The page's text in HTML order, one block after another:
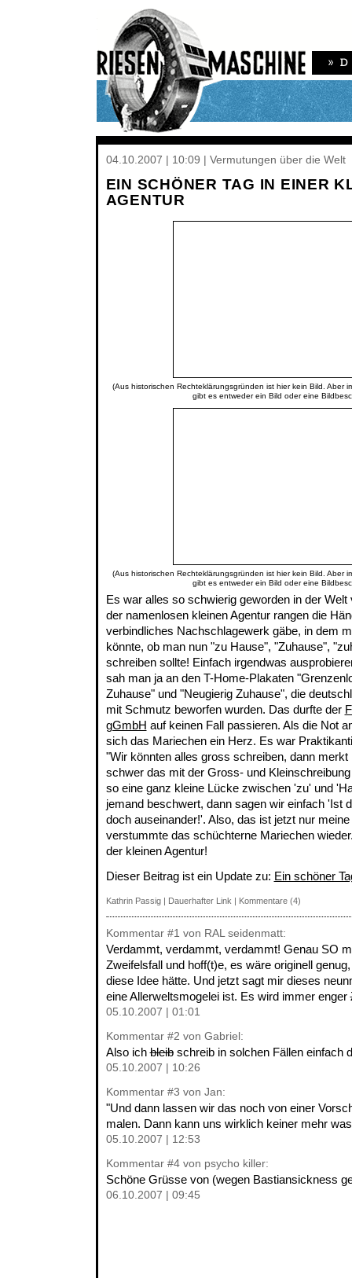
04.10.2007 | 10:09 | Vermutungen über die Welt
EIN SCHÖNER TAG IN EINER
AGENTUR
(Aus historischen Rechteklärungsgründen ist hier kein Bild. Aber
gibt es entweder ein Bild oder eine
(Aus historischen Rechteklärungsgründen ist hier kein Bild. Aber
gibt es entweder ein Bild oder eine
Es war alles so schwierig geworden in der Welt
der namenlosen kleinen Agentur rangen die
verbindliches Nachschlagewerk gäbe, in dem
könnte, ob man nun "zu Hause", "Zuhause",
schreiben sollte! Einfach irgendwas
sah man ja an den T-Home-Plakaten
Zuhause" und "Neugierig Zuhause", die
mit Schmutz beworfen wurden. Das durfte der
gGmbH auf keinen Fall passieren. Als die Not
sich das Mariechen ein Herz. Es war
"Wir könnten alles gross schreiben, dann
schwer das mit der Gross- und
so eine ganz kleine Lücke zwischen 'zu' und
jemand beschwert, dann sagen wir einfach 'Ist
doch auseinander!'. Also, das ist jetzt nur
verstummte das schüchterne Mariechen
der kleinen Agentur!
Dieser Beitrag ist ein Update zu: Ein schöner
Kathrin Passig| Dauerhafter Link | Kommentare (4)
Kommentar #1 von RAL seidenmatt:
Verdammt, verdammt, verdammt! Genau SO
Zweifelsfall und hoff(t)e, es wäre originell
diese Idee hätte. Und jetzt sagt mir dieses
eine Allerweltsmogelei ist. Es wird immer enger
05.10.2007 | 01:01
Kommentar #2 von Gabriel:
Also ichbleibschreib in solchen Fällen einfach
05.10.2007 | 10:26
Kommentar #3 von Jan:
"Und dann lassen wir das noch von einer
malen. Dann kann uns wirklich keiner mehr
05.10.2007 | 12:53
Kommentar #4von psycho killer:
Schöne Grüsse von (wegen Bastiansickness
06.10.2007 | 09:45